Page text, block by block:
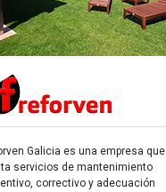
Galicia es una empresa que
servicios de mantenimiento
correctivo y adecuación